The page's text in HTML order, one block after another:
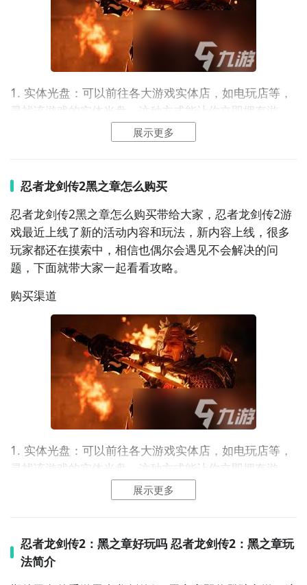
1. 实体光盘：可以前往各大游戏实体店，如电玩店等，
寻找该游戏的实体光盘。这种方式能让你立即拥有游
戏，感受实体介质的魅力。
可购买下载。数字版购买方便快捷，无需等待实体光盘
邮寄，还能享受平台的一些优惠活动和便捷的游戏管理
功能。
版本选择
求，享受紧张刺激的忍者战斗之旅。
2. 豪华版或限定版：这些版本通常会附带额外的游戏内
音乐集、角色皮肤、艺术画册等周边物品。
如果你是该游戏的忠实粉丝，豪华版或限定版能带来更
丰富的收藏体验。
1. 确认游戏兼容性：在购买前，要确保你的游戏主机或
电脑能流畅运行该游戏。查看游戏的官方系统要求，避
展示更多
忍者龙剑传2黑之章怎么购买
忍者龙剑传2黑之章怎么购买带给大家，忍者龙剑传2游
戏最近上线了新的活动内容和玩法，新内容上线，很多
玩家都还在摸索中，相信也偶尔会遇见不会解决的问
题，下面就带大家一起看看攻略。
购买渠道
1. 实体光盘：可以前往各大游戏实体店，如电玩店等，
寻找该游戏的实体光盘。这种方式能让你立即拥有游
戏，感受实体介质的魅力。
可购买下载。数字版购买方便快捷，无需等待实体光盘
邮寄，还能享受平台的一些优惠活动和便捷的游戏管理
展示更多
忍者龙剑传2：黑之章好玩吗 忍者龙剑传2：黑之章玩
法简介